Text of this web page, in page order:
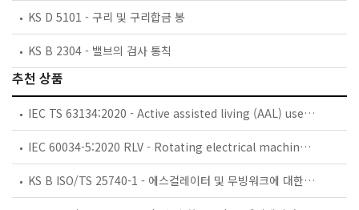
KS D 5101 - 구리 및 구리합금 봉
KS B 2304 - 밸브의 검사 통칙
추천 상품
IEC TS 63134:2020 - Active assisted living (AAL) use cases
IEC 60034-5:2020 RLV - Rotating electrical machines - Part 5: Degrees of protection provided by the integral design of rotating electrical machines (IP code) - Classification
KS B ISO/TS 25740-1 - 에스컬레이터 및 무빙워크에 대한 안전요건 — 제1부: 세계공통 필수 안전요건(GESRs)